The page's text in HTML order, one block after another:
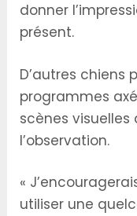
donner
présent.
D’autres chiens
programmes
scènes visuelles
l’observation.
«
utiliser une